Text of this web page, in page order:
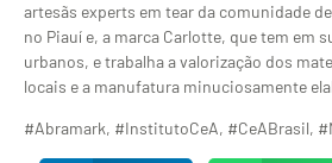
artesãs experts em tear da comunidade
no Piauí e, a marca Carlotte, que tem em
urbanos, e trabalha a valorização dos
locais e a manufatura minuciosamente
#Abramark, #InstitutoCeA, #CeABrasil,